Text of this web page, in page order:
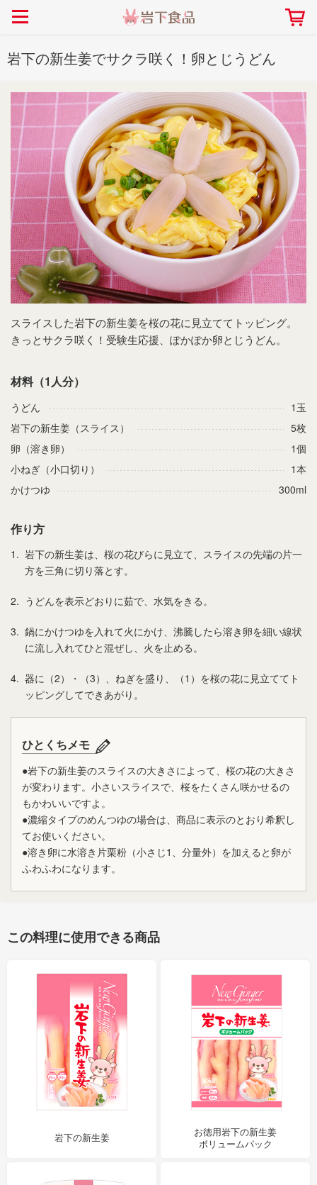
ごあいさつ 会社概要
採用情報 本社所在地
> プレスリリース
> イベント
> コラボ
> 飲食店コラボ
> ミュージアム
> イワシカちゃん
> オンラインショップ
> メディア掲載
> その他
【7月1日～8月30日】夏イベン
ト「NEW GINGER SUMMER
2026」｜岩下の新生姜ミュー
ジアム
2026.07.01
> 岩下の新生姜
> らっきょう
> オリーブ
> 梅
> その他
岩下の新生姜
> 岩下の新生姜レシピ
> オリーブレシピ
> その他のレシピ
社長おすすめ！岩下の新生姜と
豚バラ肉のくるくる巻き～細巻
きバージョン～
畑での取り組み 工場での取り組み
岩下の新生姜について 岩下のらっきょうにつ
岩下の新生姜ミュージアム
しょうがを食べてお悩
先生
岩下の新生姜万年筆インク 書く描くコンテ
スト
岩下の新生姜Sing＆
～ニュージンジャーイ
岩下の新生姜でサクラ咲く！卵とじうどん
スライスした岩下の新生姜を桜の花に見立ててトッピング。
きっとサクラ咲く！受験生応援、ぽかぽか卵とじうどん。
材料（1人分）
うどん
1玉
岩下の新生姜（スライス）
5枚
卵（溶き卵）
1個
小ねぎ（小口切り）
1本
かけつゆ
300ml
作り方
1. 岩下の新生姜は、桜の花びらに見立て、スライスの先端の片一
方を三角に切り落とす。
2. うどんを表示どおりに茹で、水気をきる。
3. 鍋にかけつゆを入れて火にかけ、沸騰したら溶き卵を細い線状
に流し入れてひと混ぜし、火を止める。
4. 器に（2）・（3）、ねぎを盛り、（1）を桜の花に見立ててト
ッピングしてできあがり。
ひとくちメモ
●岩下の新生姜のスライスの大きさによって、桜の花の大きさ
が変わります。小さいスライスで、桜をたくさん咲かせるの
もかわいいですよ。
●濃縮タイプのめんつゆの場合は、商品に表示のとおり希釈し
てお使いください。
●溶き卵に水溶き片栗粉（小さじ1、分量外）を加えると卵が
ふわふわになります。
この料理に使用できる商品
岩下の新生姜
お徳用岩下の新生姜
ボリュームパック